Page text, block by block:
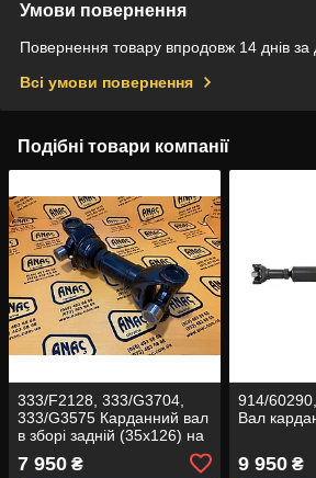
Умови повернення
Повернення товару впродовж 14 днів за
Всі умови повернення
Подібні товари компанії
333/F2128, 333/G3704,
333/G3575 Карданний вал
в зборі задній (35х126) на
7 950 ₴
914/
Вал
9 950₴